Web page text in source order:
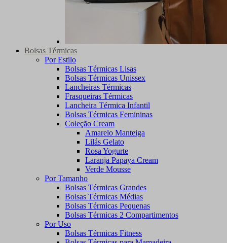
Bolsas Térmicas
Por Estilo
Bolsas Térmicas Lisas
Bolsas Térmicas Unissex
Lancheiras Térmicas
Frasqueiras Térmicas
Lancheira Térmica Infantil
Bolsas Térmicas Femininas
Coleção Cream
Amarelo Manteiga
Lilás Gelato
Rosa Yogurte
Laranja Papaya Cream
Verde Mousse
Por Tamanho
Bolsas Térmicas Grandes
Bolsas Térmicas Médias
Bolsas Térmicas Pequenas
Bolsas Térmicas 2 Compartimentos
Por Uso
Bolsas Térmicas Fitness